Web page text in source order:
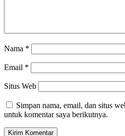
Nama *
Email *
Situs Web
Simpan nama, email, dan situs
untuk komentar saya berikutnya.